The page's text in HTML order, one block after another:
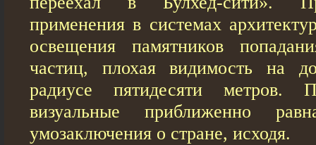
применения в системах
освещения памятников
частиц, плохая видимость на
радиусе пятидесяти метров.
визуальные приближенно
умозаключения о стране, исходя.